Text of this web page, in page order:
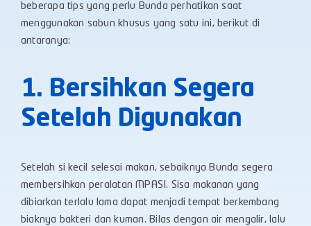
beberapa tips yang perlu Bunda perhatikan saat
menggunakan sabun khusus yang satu ini, berikut di
antaranya:
1. Bersihkan Segera
Setelah Digunakan
Setelah si kecil selesai makan, sebaiknya Bunda segera
membersihkan peralatan MPASI. Sisa makanan yang
dibiarkan terlalu lama dapat menjadi tempat berkembang
biaknya bakteri dan kuman. Bilas dengan air mengalir, lalu